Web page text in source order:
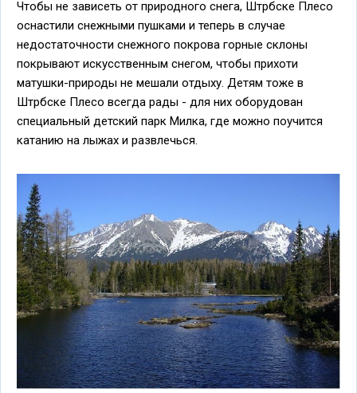
Чтобы не зависеть от природного снега, Штрбске Плесо
оснастили снежными пушками и теперь в случае
недостаточности снежного покрова горные склоны
покрывают искусственным снегом, чтобы прихоти
матушки-природы не мешали отдыху. Детям тоже в
Штрбске Плесо всегда рады - для них оборудован
специальный детский парк Милка, где можно поучится
катанию на лыжах и развлечься.